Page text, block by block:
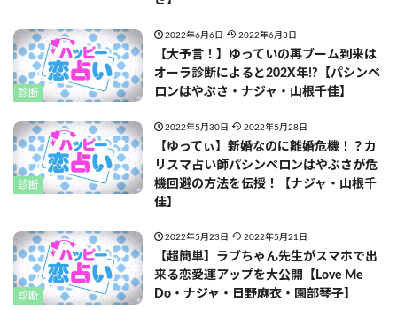
診断
2022年6月6日 2022年6月3日
【大予言！】ゆっていの再ブーム到来は
オーラ診断によると202X年!?【パシンペ
ロンはやぶさ・ナジャ・山根千佳】
診断
2022年5月30日 2022年5月28日
【ゆってぃ】新婚なのに離婚危機！？カ
リスマ占い師パシンペロンはやぶさが危
機回避の方法を伝授！【ナジャ・山根千
佳】
診断
2022年5月23日 2022年5月21日
【超簡単】ラブちゃん先生がスマホで出
来る恋愛運アップを大公開【Love Me
Do・ナジャ・日野麻衣・園部琴子】